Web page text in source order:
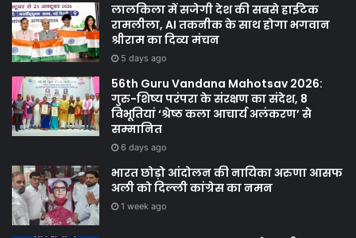
लालकिला में सजेगी देश की सबसे हाईटेक
रामलीला, AI तकनीक के साथ होगा भगवान
श्रीराम का दिव्य मंचन
5 days ago
56th Guru Vandana Mahotsav 2026:
गुरु-शिष्य परंपरा के संरक्षण का संदेश, 8
विभूतियां ‘श्रेष्ठ कला आचार्य अलंकरण’ से
सम्मानित
6 days ago
भारत छोड़ो आंदोलन की नायिका अरुणा आसफ
अली को दिल्ली कांग्रेस का नमन
1 week ago